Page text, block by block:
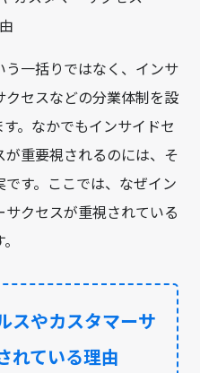
一括りではなく、インサ
セスなどの分業体制を設
。なかでもインサイドセ
重要視されるのには、そ
す。ここでは、なぜイン
クセスが重視されている
スやカスタマーサ
れている理由